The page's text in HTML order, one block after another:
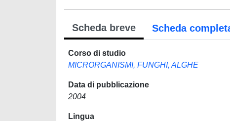
Scheda breve Scheda
Corso di studio
MICRORGANISMI, FUNGHI, ALGHE
Data di pubblicazione
2004
Lingua